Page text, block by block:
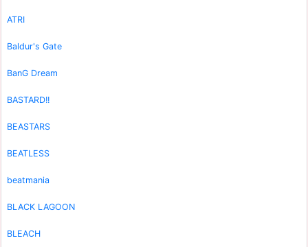
ATRI
Baldur's Gate
BanG Dream
BASTARD!!
BEASTARS
BEATLESS
beatmania
BLACK LAGOON
BLEACH